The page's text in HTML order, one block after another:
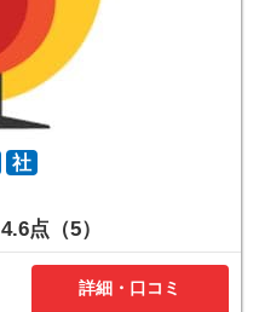
社
4.6点（5）
詳細・口コミ